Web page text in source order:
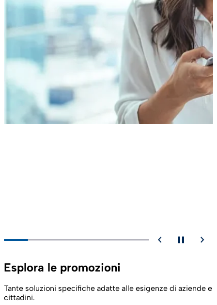
chevron_backward pause chevron_forward
Esplora le promozioni
Tante soluzioni specifiche adatte alle esigenze di aziende e
cittadini.